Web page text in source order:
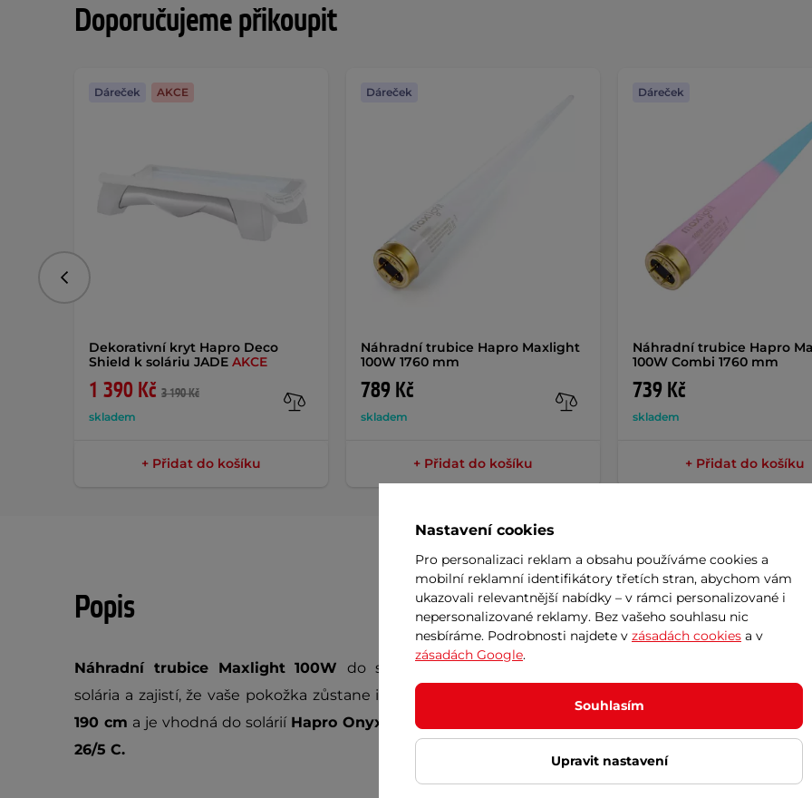
Doporučujeme přikoupit
Dekorativní kryt Hapro Deco
Shield k soláriu JADE AKCE
1 390 Kč 3 190 Kč
skladem
Dáreček AKCE
+ Přidat do košíku
Náhradní trubice Hapro Maxlight
100W 1760 mm
789 Kč
skladem
Dáreček
+ Přidat do košíku
Náhradní trubice Hapro
100W Combi 1760 mm
739 Kč
skladem
Dáreček
+ Přidat do košíku
Předchozí
Popis
Náhradní trubice Maxlight 100Wdo solárií
prodlouží životnost vašeho
solária a zajistí, že vaše pokožka zůstane i nadále krásně opálená. Trubice je dlouhá
190 cm a je vhodná do solárií Hapro Onyx 14/1 T, Onyx 14/5 T, Onyx 26/1 C
26/5 C.
7
Nová
Vaše
Nastavení cookies
Pro personalizaci reklam a obsahu používáme cookies a
mobilní reklamní identifikátory třetích stran, abychom vám
ukazovali relevantnější nabídky – v rámci personalizované i
nepersonalizované reklamy. Bez vašeho souhlasu nic
nesbíráme. Podrobnosti najdete v zásadách cookies a v
zásadách Google.
Souhlasím
Upravit nastavení